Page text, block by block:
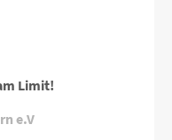
Limit!
e.V